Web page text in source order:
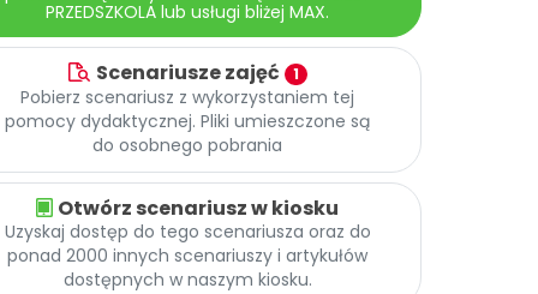
PRZEDSZKOLA lub usługi bliżej MAX.
Scenariusze zajęć 1
Pobierz scenariusz z wykorzystaniem tej
pomocy dydaktycznej. Pliki umieszczone są
do osobnego pobrania
Otwórz scenariusz w kiosku
Uzyskaj dostęp do tego scenariusza oraz do
ponad 2000 innych scenariuszy i artykułów
dostępnych w naszym kiosku.